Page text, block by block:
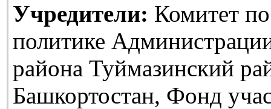
Учредители: Комитет
политике
района Туймазинский
Башкортостан, Фонд